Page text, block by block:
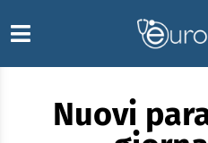
Nuovi